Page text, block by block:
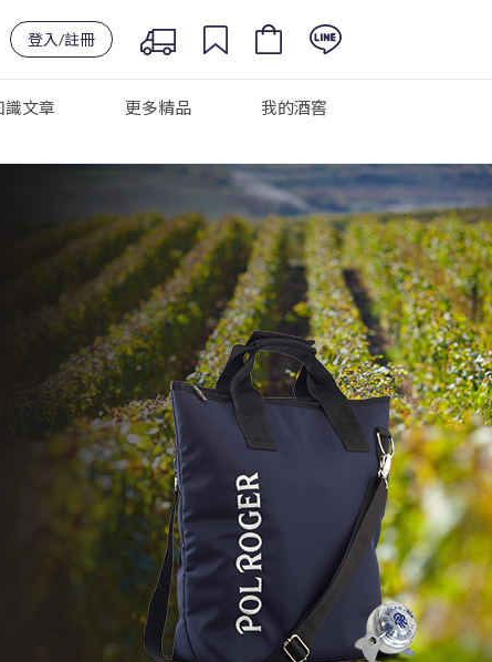
登入/註冊
識文章 更多精品 我的酒窖